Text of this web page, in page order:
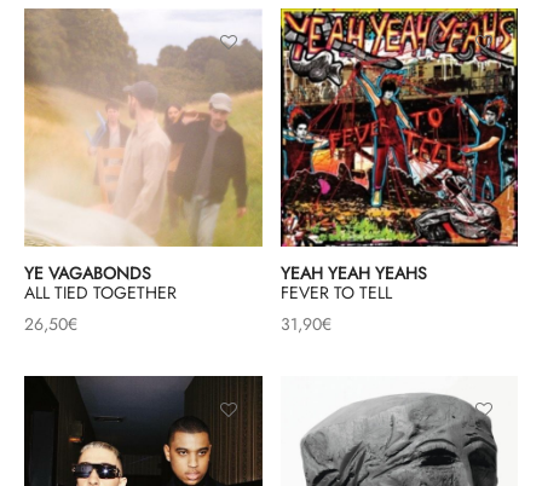
YE VAGABONDS
ALL TIED TOGETHER
26,50€
YEAH YEAH YEAHS
FEVER TO TELL
31,90€